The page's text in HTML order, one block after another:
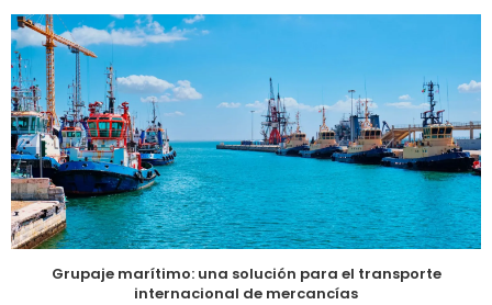
Grupaje marítimo: una solución para el transporte
internacional de mercancías